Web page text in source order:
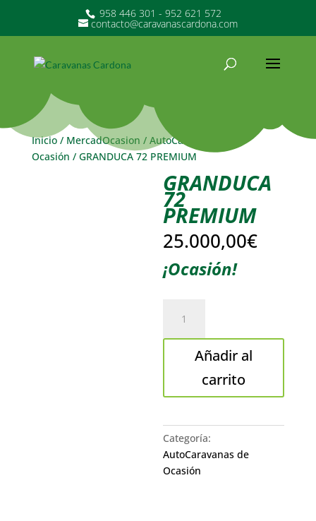
958 446 301 - 952 621 572
contacto@caravanascardona.com
Inicio/ MercadOcasion / AutoCaravanas de
Ocasión / GRANDUCA 72 PREMIUM
GRANDUCA
72
PREMIUM
25.000,00€
¡Ocasión!
PREMIUM
cantidadAñadir al
carrito
Categoría:
AutoCaravanas de
Ocasión